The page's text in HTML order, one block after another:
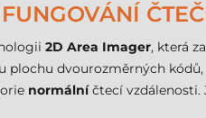
2D Area Imager, která
plochu dvourozměrných
normálníčtecí vzdálenosti.